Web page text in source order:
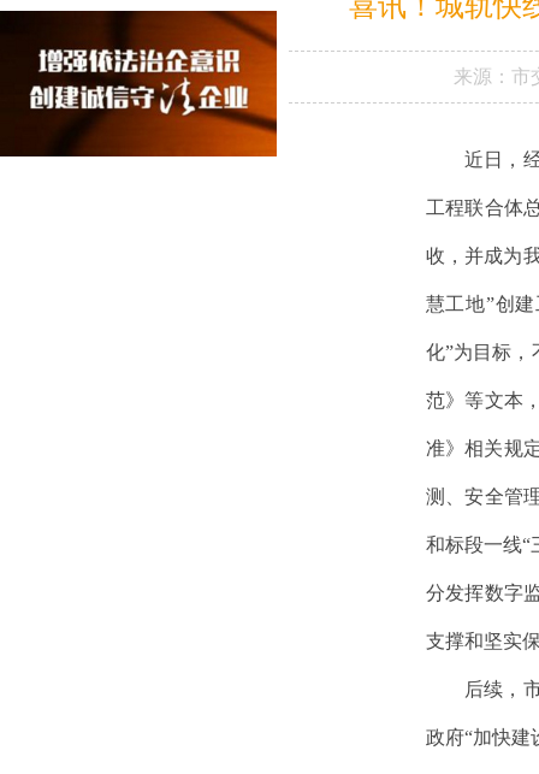
来源： 市
近日，
工程联合体
收，并成为
慧工地”创
化”为目标
范》等文本
准》相关规
测、安全管
和标段一线“
分发挥数字
支撑和坚实
后续，
政府“加快建